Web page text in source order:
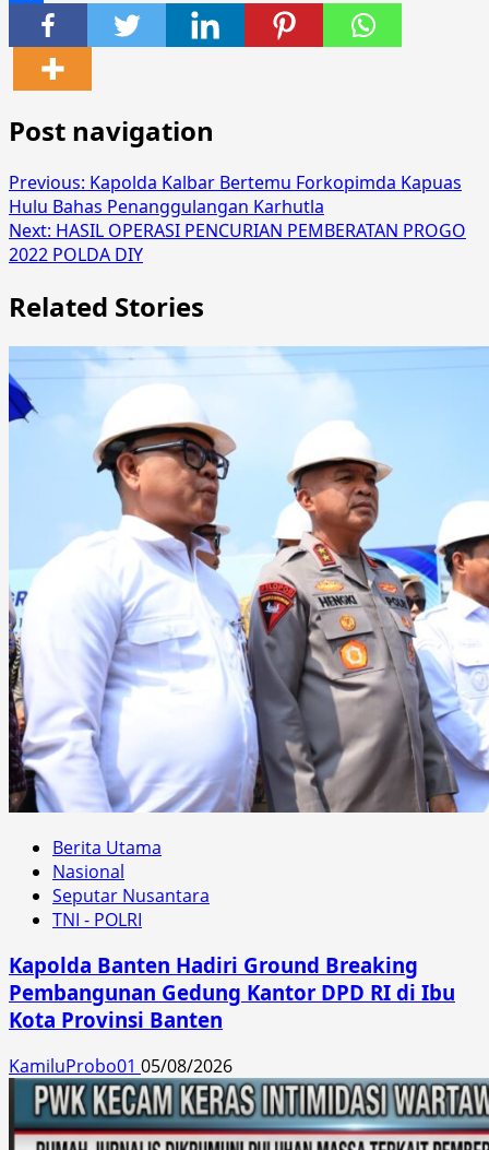
Share
Post navigation
Previous: Kapolda Kalbar Bertemu Forkopimda Kapuas
Hulu Bahas Penanggulangan Karhutla
Next: HASIL OPERASI PENCURIAN PEMBERATAN PROGO
2022 POLDA DIY
Related Stories
Berita Utama
Nasional
Seputar Nusantara
TNI - POLRI
Kapolda Banten Hadiri Ground Breaking
Pembangunan Gedung Kantor DPD RI di Ibu
Kota Provinsi Banten
KamiluProbo01 05/08/2026